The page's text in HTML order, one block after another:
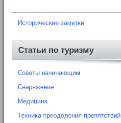
Исторические заметки
Статьи по туризму
Советы начинающим
Снаряжение
Медицина
Техника преодоления препятствий